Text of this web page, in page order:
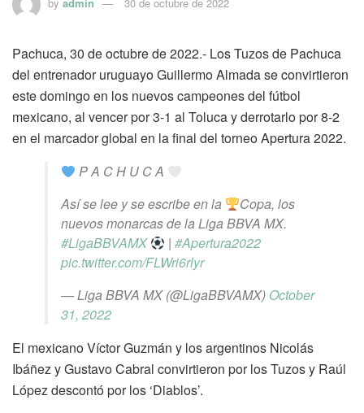
Pachuca, 30 de octubre de 2022.- Los Tuzos de Pachuca
del entrenador uruguayo Guillermo Almada se convirtieron
este domingo en los nuevos campeones del fútbol
mexicano, al vencer por 3-1 al Toluca y derrotarlo por 8-2
en el marcador global en la final del torneo Apertura 2022.
P A C H U C A
Así se lee y se escribe en la
Copa, los
nuevos monarcas de la Liga BBVA MX.
#LigaBBVAMX
|#Apertura2022
pic.twitter.com/FLWri6rlyr
— Liga BBVA MX (@LigaBBVAMX) October
31, 2022
El mexicano Víctor Guzmán y los argentinos Nicolás
Ibáñez y Gustavo Cabral convirtieron por los Tuzos y Raúl
López descontó por los ‘Diablos’.